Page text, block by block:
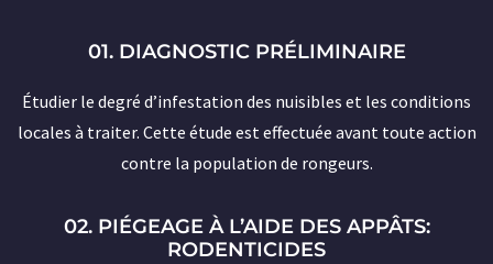
01. DIAGNOSTIC PRÉLIMINAIRE
Étudier le degré d’infestation des nuisibles et les conditions
locales à traiter. Cette étude est effectuée avant toute action
contre la population de rongeurs.
02. PIÉGEAGE À L’AIDE DES APPÂTS:
RODENTICIDES